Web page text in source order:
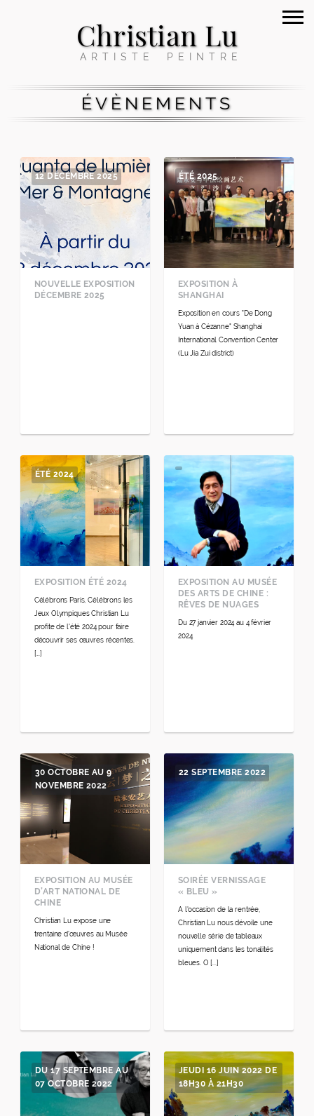
Christian Lu
ARTISTE PEINTRE
ÉVÈNEMENTS
12 DÉCEMBRE 2025
NOUVELLE EXPOSITION
DÉCEMBRE 2025
ÉTÉ 2025
EXPOSITION À
SHANGHAI
Exposition en cours "De Dong
Yuan à Cézanne" Shanghai
International Convention Center
(Lu Jia Zui district)
ÉTÉ 2024
EXPOSITION ÉTÉ 2024
Célébrons Paris, Célébrons les
Jeux Olympiques Christian Lu
profite de l'été 2024 pour faire
découvrir ses œuvres récentes.
[...]
EXPOSITION AU MUSÉE
DES ARTS DE CHINE :
RÊVES DE NUAGES
Du 27 janvier 2024 au 4 février
2024
30 OCTOBRE AU 9
NOVEMBRE 2022
EXPOSITION AU MUSÉE
D’ART NATIONAL DE
CHINE
Christian Lu expose une
trentaine d'œuvres au Musée
National de Chine !
22 SEPTEMBRE 2022
SOIRÉE VERNISSAGE
« BLEU »
A l'occasion de la rentrée,
Christian Lu nous dévoile une
nouvelle série de tableaux
uniquement dans les tonalités
bleues. O [...]
DU 17 SEPTEMBRE AU
07 OCTOBRE 2022
JEUDI 16 JUIN 2022 DE
18H30 À 21H30